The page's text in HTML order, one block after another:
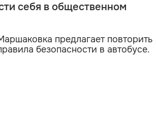
себя в общественном
предлагает повторить
безопасности в автобусе.